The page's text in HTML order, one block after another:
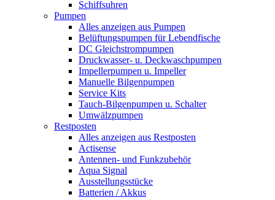
Schiffsuhren
Pumpen
Alles anzeigen aus Pumpen
Belüftungspumpen für Lebendfische
DC Gleichstrompumpen
Druckwasser- u. Deckwaschpumpen
Impellerpumpen u. Impeller
Manuelle Bilgenpumpen
Service Kits
Tauch-Bilgenpumpen u. Schalter
Umwälzpumpen
Restposten
Alles anzeigen aus Restposten
Actisense
Antennen- und Funkzubehör
Aqua Signal
Ausstellungsstücke
Batterien / Akkus